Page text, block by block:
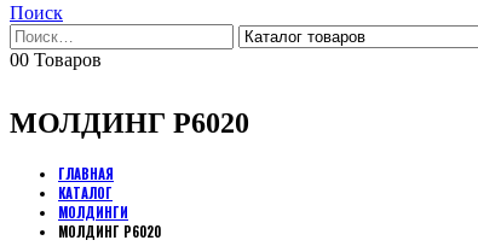
Поиск
00 Товаров
МОЛДИНГ P6020
ГЛАВНАЯ
КАТАЛОГ
МОЛДИНГИ
МОЛДИНГ P6020